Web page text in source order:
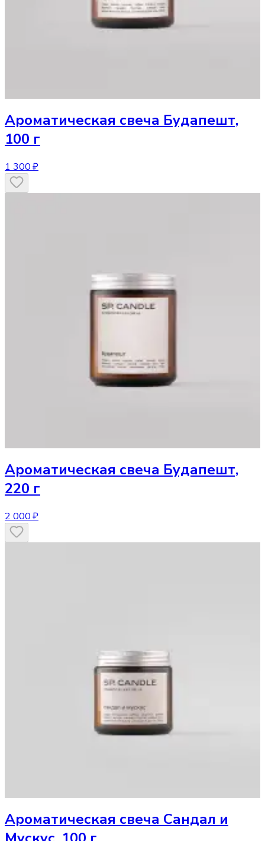
Ароматическая свеча Будапешт,
100 г
1 300 ₽
Ароматическая свеча Будапешт,
220 г
2 000 ₽
Ароматическая свеча Сандал и